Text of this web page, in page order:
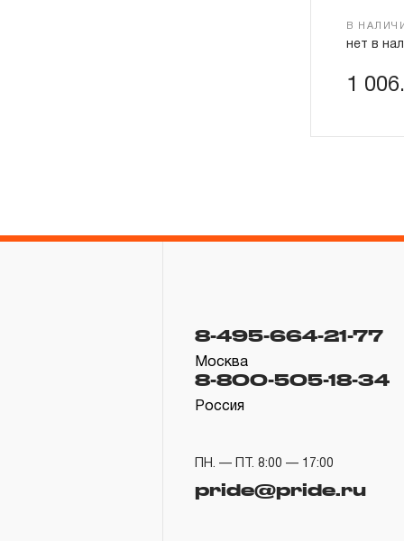
В
нет в
1
8-495-664-21-77
Москва
8-800-505-18-34
Россия
ПН. — ПТ. 8:00 — 17:00
pride@pride.ru